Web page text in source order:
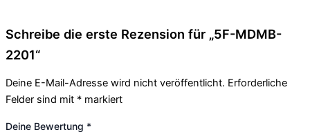
Schreibe die erste Rezension für „5F-MDMB-
2201“
Deine E-Mail-Adresse wird nicht veröffentlicht. Erforderliche
Felder sind mit * markiert
Deine Bewertung *